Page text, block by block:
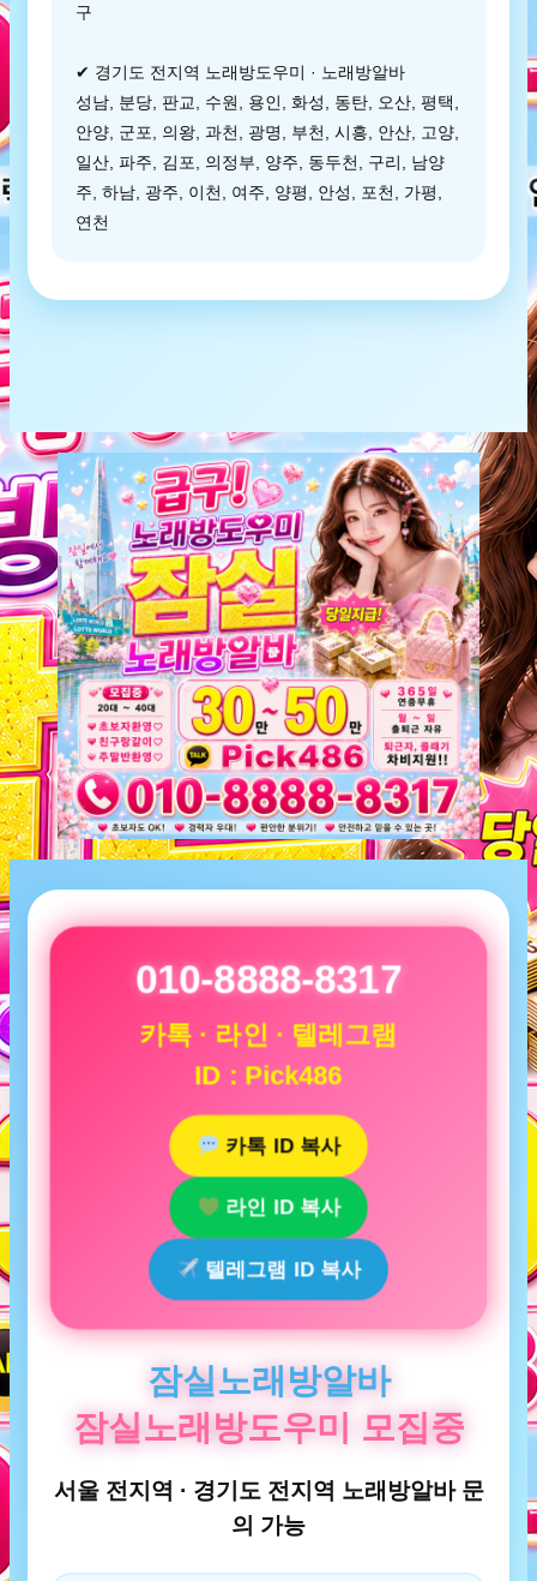
구
✔ 경기도 전지역 노래방도우미 · 노래방알바
성남, 분당, 판교, 수원, 용인, 화성, 동탄, 오산, 평택,
안양, 군포, 의왕, 과천, 광명, 부천, 시흥, 안산, 고양,
일산, 파주, 김포, 의정부, 양주, 동두천, 구리, 남양
주, 하남, 광주, 이천, 여주, 양평, 안성, 포천, 가평,
연천
010-8888-8317
카톡 · 라인 · 텔레그램
ID : Pick486
카톡 ID 복사
라인 ID 복사
텔레그램 ID 복사
잠실노래방알바
잠실노래방도우미 모집중
서울 전지역 · 경기도 전지역 노래방알바 문
의 가능